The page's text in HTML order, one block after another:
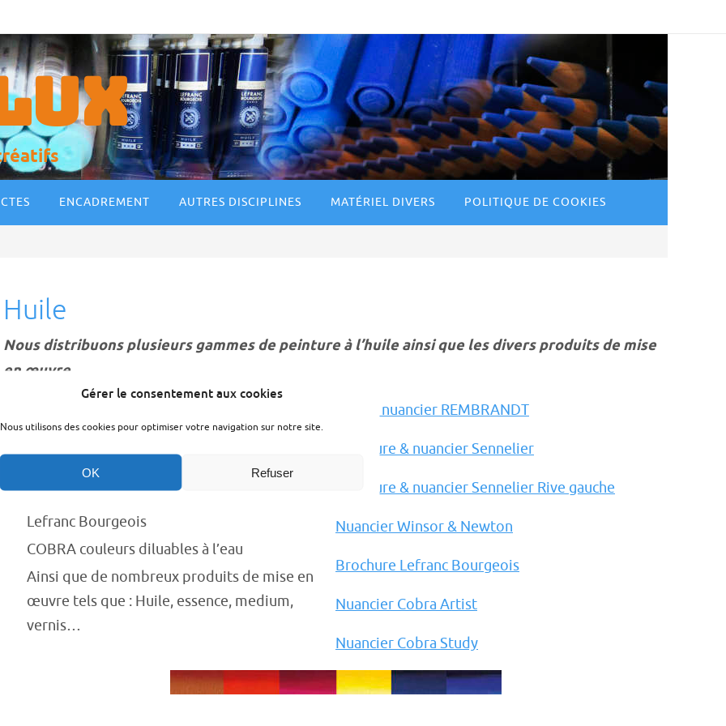
Gérer le consentement aux cookies
Nous utilisons des cookies pour optimiser votre navigation sur notre site.
OK Refuser
ENCADREMENT AUTRES DISCIPLINES MATÉRIEL DIVERS POLITIQUE DE COOKIES
Huile
Nous distribuons plusieurs gammes de peinture à l’huile ainsi que les divers produits de mise
en œuvre.
SENNELIER Rive Gauche
Winsor & Newton
Lefranc Bourgeois
COBRA couleurs diluables à l’eau
Ainsi que de nombreux produits de mise en
œuvre tels que : Huile, essence, medium,
vernis…
Voir le nuancier REMBRANDT
Brochure & nuancier Sennelier
Brochure & nuancier Sennelier Rive gauche
Nuancier Winsor & Newton
Brochure Lefranc Bourgeois
Nuancier Cobra Artist
Nuancier Cobra Study